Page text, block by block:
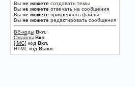
Вы не можете создавать темы
Вы не можете отвечать на сообщения
Вы не можете прикреплять файлы
Вы не можете редактировать сообщения
BB-коды Вкл.
Смайлы Вкл.
[IMG] код Вкл.
HTML код Выкл.